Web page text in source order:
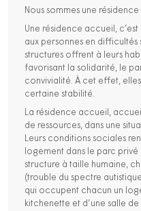
Nous sommes une
Une résidence accueil,
aux personnes en
structures offrent à leurs
favorisant la solidarité, le
convivialité. À cet effet,
certaine stabilité.
La résidence accueil,
de ressources, dans une
Leurs conditions sociales
logement dans le parc privé
structure à taille humaine,
(trouble du spectre
qui occupent chacun un
kitchenette et d’une salle